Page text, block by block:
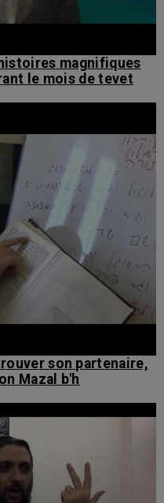
magnifiques
le mois de tevet
son partenaire,
Mazal b'h